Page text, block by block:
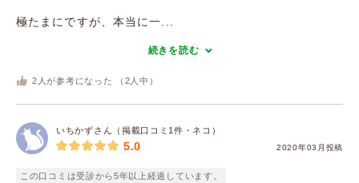
極たまにですが、本当に一...
続きを読む
2 人が参考になった （ 2 人中）
いちかずさん（掲載口コミ1件・ネコ）
2020年03月投稿
5.0
この口コミは受診から5年以上経過しています。